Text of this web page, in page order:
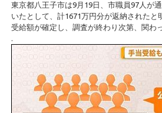
東京都八王子市は9月19日、市職員97人が
いたとして、計1671万円分が返納されたと
受給額が確定し、調査が終わり次第、関わ
.